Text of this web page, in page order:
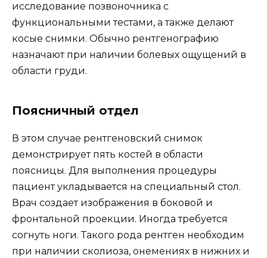
исследование позвоночника с
функциональными тестами, а также делают
косые снимки. Обычно рентгенографию
назначают при наличии болевых ощущений в
области груди.
Поясничный отдел
В этом случае рентгеновский снимок
демонстрирует пять костей в области
поясницы. Для выполнения процедуры
пациент укладывается на специальный стол.
Врач создает изображения в боковой и
фронтальной проекции. Иногда требуется
согнуть ноги. Такого рода рентген необходим
при наличии сколиоза, онемениях в нижних и